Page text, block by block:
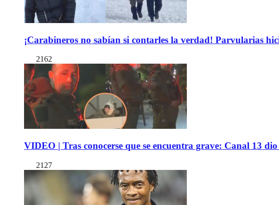
¡Carabineros no sabían si contarles la verdad! Parvularias
2162
VIDEO | Tras conocerse que se encuentra grave: Canal 13
2127